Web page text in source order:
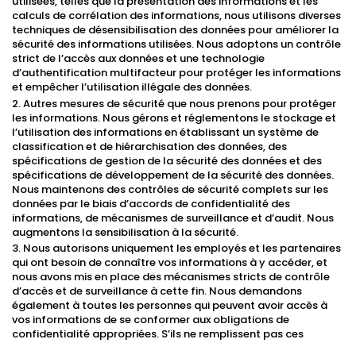
calculs de corrélation des informations, nous utilisons diverses
techniques de désensibilisation des données pour améliorer la
sécurité des informations utilisées. Nous adoptons un contrôle
strict de l’accès aux données et une technologie
d’authentification multifacteur pour protéger les informations
et empêcher l’utilisation illégale des données.
2. Autres mesures de sécurité que nous prenons pour protéger
les informations. Nous gérons et réglementons le stockage et
l’utilisation des informations en établissant un système de
classification et de hiérarchisation des données, des
spécifications de gestion de la sécurité des données et des
spécifications de développement de la sécurité des données.
Nous maintenons des contrôles de sécurité complets sur les
données par le biais d’accords de confidentialité des
informations, de mécanismes de surveillance et d’audit. Nous
augmentons la sensibilisation à la sécurité.
3. Nous autorisons uniquement les employés et les partenaires
qui ont besoin de connaître vos informations à y accéder, et
nous avons mis en place des mécanismes stricts de contrôle
d’accès et de surveillance à cette fin. Nous demandons
également à toutes les personnes qui peuvent avoir accès à
vos informations de se conformer aux obligations de
confidentialité appropriées. S’ils ne remplissent pas ces